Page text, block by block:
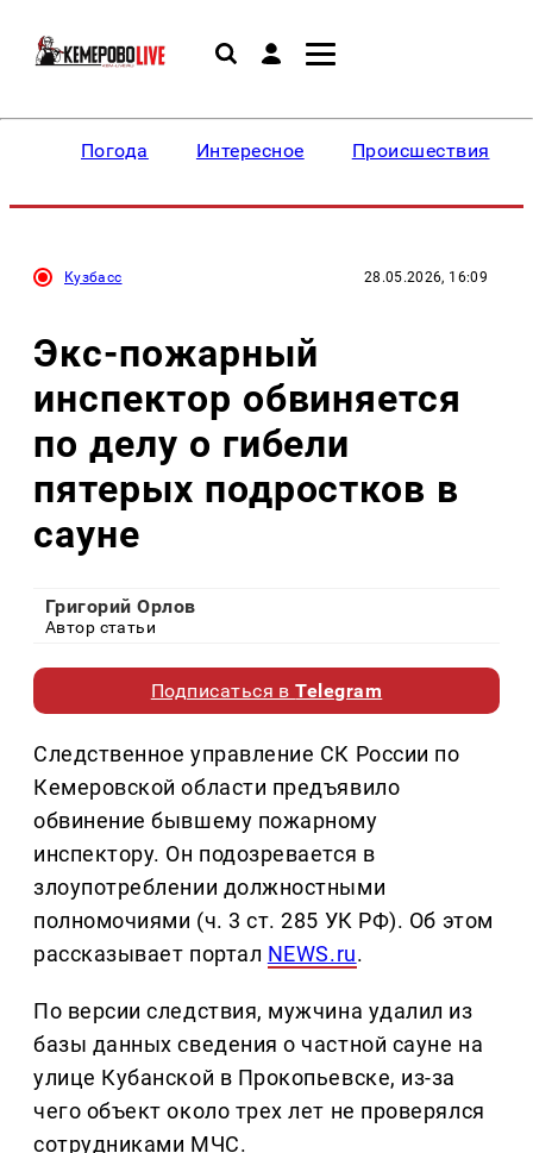
Погода Интересное Происшествия
Кузбасс 28.05.2026, 16:09
Экс-пожарный
инспектор обвиняется
по делу о гибели
пятерых подростков в
сауне
Григорий Орлов
Автор статьи
Подписаться вTelegram
Следственное управление СК России по
Кемеровской области предъявило
обвинение бывшему пожарному
инспектору. Он подозревается в
злоупотреблении должностными
полномочиями (ч. 3 ст. 285 УК РФ). Об этом
рассказывает портал NEWS.ru.
По версии следствия, мужчина удалил из
базы данных сведения о частной сауне на
улице Кубанской в Прокопьевске, из-за
чего объект около трех лет не проверялся
сотрудниками МЧС.